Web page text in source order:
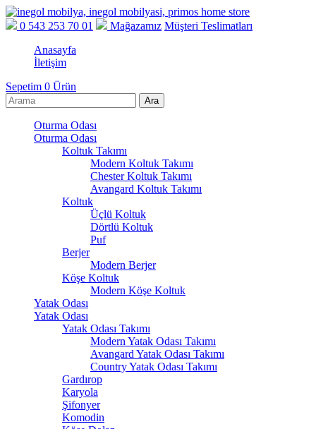
0 543 253 70 01 Mağazamız Müşteri Teslimatları
Anasayfa
İletişim
Sepetim 0 Ürün
Oturma Odası
Oturma Odası
Koltuk Takımı
Modern Koltuk Takımı
Chester Koltuk Takımı
Avangard Koltuk Takımı
Koltuk
Üçlü Koltuk
Dörtlü Koltuk
Puf
Berjer
Modern Berjer
Köşe Koltuk
Modern Köşe Koltuk
Yatak Odası
Yatak Odası
Yatak Odası Takımı
Modern Yatak Odası Takımı
Avangard Yatak Odası Takımı
Country Yatak Odası Takımı
Gardırop
Karyola
Şifonyer
Komodin